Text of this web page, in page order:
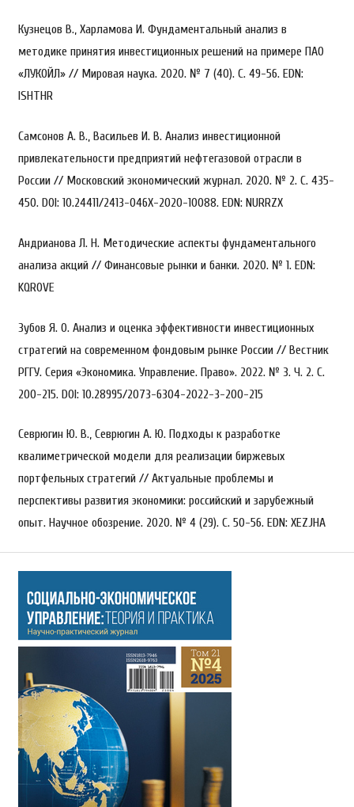
Кузнецов В., Харламова И. Фундаментальный анализ в
методике принятия инвестиционных решений на примере ПАО
«ЛУКОЙЛ» // Мировая наука. 2020. № 7 (40). С. 49-56. EDN:
ISHTHR
Самсонов А. В., Васильев И. В. Анализ инвестиционной
привлекательности предприятий нефтегазовой отрасли в
России // Московский экономический журнал. 2020. № 2. С. 435-
450. DOI: 10.24411/2413-046Х-2020-10088. EDN: NURRZX
Андрианова Л. Н. Методические аспекты фундаментального
анализа акций // Финансовые рынки и банки. 2020. № 1. EDN:
KQROVE
Зубов Я. О. Анализ и оценка эффективности инвестиционных
стратегий на современном фондовым рынке России // Вестник
РГГУ. Серия «Экономика. Управление. Право». 2022. № 3. Ч. 2. С.
200-215. DOI: 10.28995/2073-6304-2022-3-200-215
Севрюгин Ю. В., Севрюгин А. Ю. Подходы к разработке
квалиметрической модели для реализации биржевых
портфельных стратегий // Актуальные проблемы и
перспективы развития экономики: российский и зарубежный
опыт. Научное обозрение. 2020. № 4 (29). С. 50-56. EDN: XEZJHA